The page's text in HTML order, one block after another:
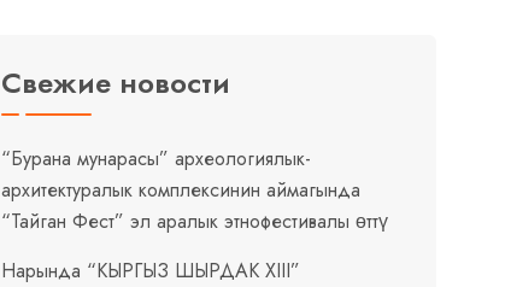
Свежие новости
“Бурана мунарасы” археологиялык-
архитектуралык комплексинин аймагында
“Тайган Фест” эл аралык этнофестивалы өттү
Нарында “КЫРГЫЗ ШЫРДАК XIII”